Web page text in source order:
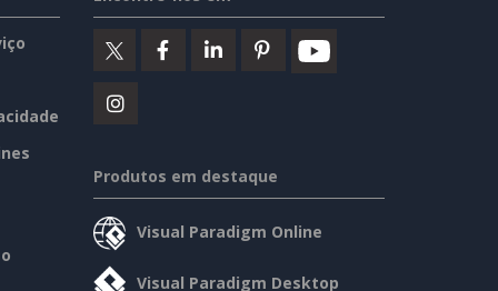
Produtos em destaque
Visual Paradigm Online
Visual Paradigm Desktop